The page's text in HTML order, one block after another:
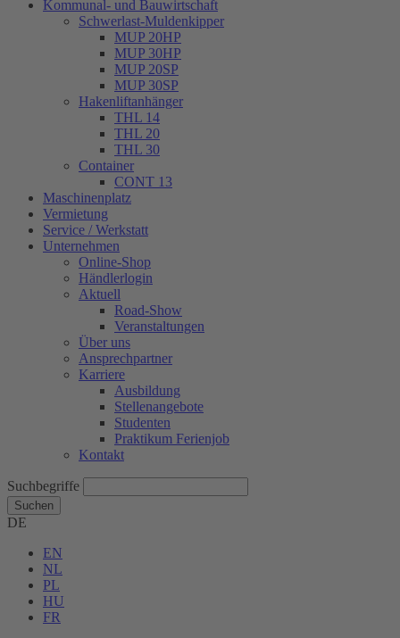
Kommunal- und Bauwirtschaft
Schwerlast-Muldenkipper
MUP 20HP
MUP 30HP
MUP 20SP
MUP 30SP
Hakenliftanhänger
THL 14
THL 20
THL 30
Container
CONT 13
Maschinenplatz
Vermietung
Service / Werkstatt
Unternehmen
Online-Shop
Händlerlogin
Aktuell
Road-Show
Veranstaltungen
Über uns
Ansprechpartner
Karriere
Ausbildung
Stellenangebote
Studenten
Praktikum Ferienjob
Kontakt
Suchbegriffe
Suchen
DE
EN
NL
PL
HU
FR